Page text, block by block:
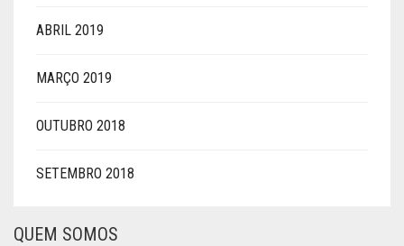
ABRIL 2019
MARÇO 2019
OUTUBRO 2018
SETEMBRO 2018
QUEM SOMOS